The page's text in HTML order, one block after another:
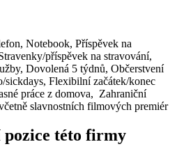
Notebook, Příspěvek na
příspěvek na stravování,
Dovolená 5 týdnů, Občerstvení
Flexibilní začátek/konec
práce z domova, Zahraniční
slavnostních filmových premiér
této firmy